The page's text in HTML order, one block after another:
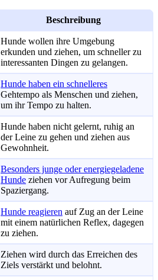
Beschreibung
Hunde wollen ihre Umgebung
erkunden und ziehen, um schneller zu
interessanten Dingen zu gelangen.
Hunde haben ein schnelleres
Gehtempo als Menschen und ziehen,
um ihr Tempo zu halten.
Hunde haben nicht gelernt, ruhig an
der Leine zu gehen und ziehen aus
Gewohnheit.
Besonders junge oder energiegeladene
Hunde ziehen vor Aufregung beim
Spaziergang.
Hunde reagieren auf Zug an der Leine
mit einem natürlichen Reflex, dagegen
zu ziehen.
Ziehen wird durch das Erreichen des
Ziels verstärkt und belohnt.